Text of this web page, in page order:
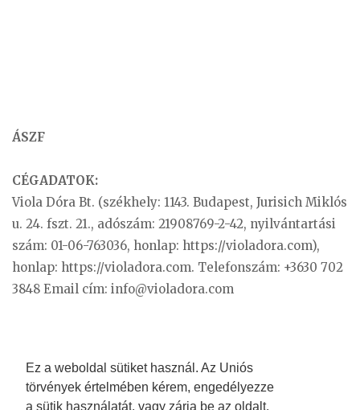
ÁSZF
CÉGADATOK:
Viola Dóra Bt. (székhely: 1143. Budapest, Jurisich Miklós
u. 24. fszt. 21., adószám: 21908769-2-42, nyilvántartási
szám: 01-06-763036, honlap: https://violadora.com),
honlap: https://violadora.com. Telefonszám: +3630 702
3848 Email cím: info@violadora.com
Ez a weboldal sütiket használ. Az Uniós
törvények értelmében kérem, engedélyezze
a sütik használatát, vagy zárja be az oldalt.